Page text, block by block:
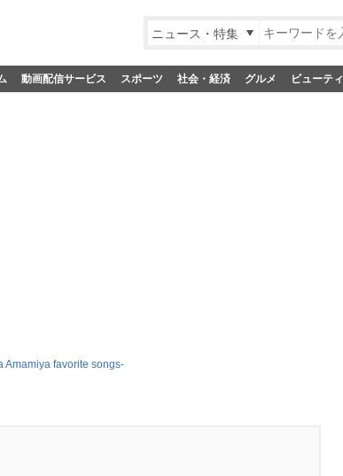
ニュース・特集
動画配信サービス スポーツ 社会・経済 グルメ ビューティ
Amamiya favorite songs-